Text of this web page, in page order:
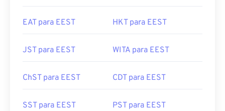
EAT para EEST HKT para EEST
JST para EEST WITA para EEST
ChST para EEST CDT para EEST
SST para EEST PST para EEST